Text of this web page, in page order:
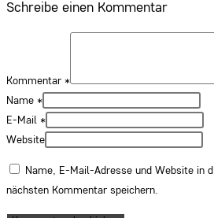
Schreibe einen Kommentar
Kommentar *
Name *
E-Mail *
Website
Name, E-Mail-Adresse und Website in
nächsten Kommentar speichern.